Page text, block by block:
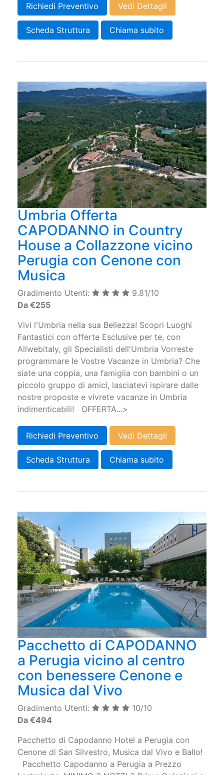
Richiedi Preventivo Vedi Dettagli
Scheda Struttura Chiama subito
Umbria Offerta
CAPODANNO in Country
House a Collazzone vicino
Perugia con Cenone con
Musica
Gradimento Utenti:
9.81/10
Da €255
Vivi l'Umbria nella sua Bellezza! Scopri Luoghi
Fantastici con offerte Esclusive per te, con
Allwebitaly, gli Specialisti dell'Umbria Vorreste
programmare le Vostre Vacanze in Umbria? Che
siate una coppia, una famiglia con bambini o un
piccolo gruppo di amici, lasciatevi ispirare dalle
nostre proposte e vivrete vacanze in Umbria
indimenticabili! OFFERTA...>
Richiedi Preventivo Vedi Dettagli
Scheda Struttura Chiama subito
Pacchetto di CAPODANNO
a Perugia vicino al centro
con benessere Cenone e
Musica dal Vivo
Gradimento Utenti:
10/10
Da €494
Pacchetto di Capodanno Hotel a Perugia con
Cenone di San Silvestro, Musica dal Vivo e Ballo!
Pacchetto Capodanno a Perugia a Prezzo